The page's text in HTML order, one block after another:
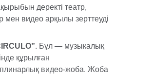
деректі театр,
мен видео арқылы зерттеуді
. Бұл — музыкалық
құрылған
видео-жоба. Жоба